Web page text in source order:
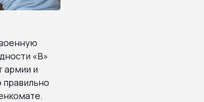
«В»
армии и
правильно